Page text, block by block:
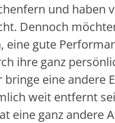
und haben
Dennoch
eine gute
ihre ganz
bringe eine andere
weit entfernt
eine ganz andere